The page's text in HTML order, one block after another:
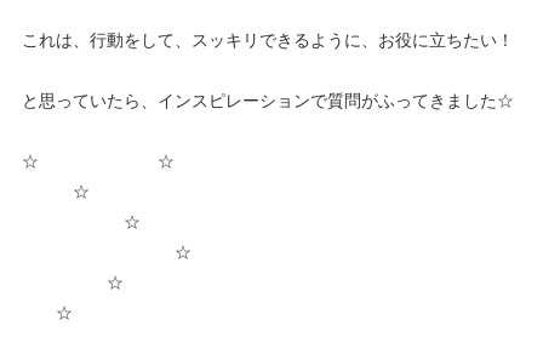
これは、行動をして、スッキリできるように、お役に立ちたい！
と思っていたら、インスピレーションで質問がふってきました☆
☆ ☆
☆
☆
☆
☆
☆